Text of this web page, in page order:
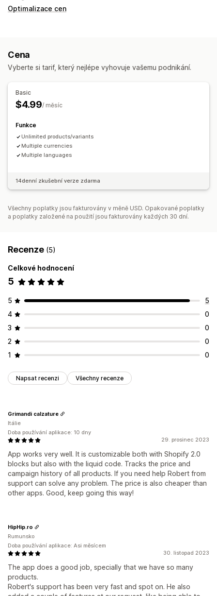
Optimalizace cen
Cena
Vyberte si tarif, který nejlépe vyhovuje vašemu podnikání.
Basic
$4.99/ měsíc
Funkce
Unlimited products/variants
Multiple currencies
Multiple languages
14denní zkušební verze zdarma
Všechny poplatky jsou fakturovány v měně USD. Opakované poplatky
a poplatky založené na použití jsou fakturovány každých 30 dní.
Recenze (5)
Celkové hodnocení
5
5
5
4
0
3
0
2
0
1
0
Napsat recenzi Všechny recenze
29. prosinec 2023
App works very well. It is customizable both with Shopify 2.0
blocks but also with the liquid code. Tracks the price and
campaign history of all products. If you need help Robert from
support can solve any problem. The price is also cheaper than
other apps. Good, keep going this way!
Grimandi calzature
Itálie
Doba používání aplikace: 10 dny
30. listopad 2023
The app does a good job, specially that we have so many
products.
Robert's support has been very fast and spot on. He also
HipHip.ro
Rumunsko
Doba používání aplikace: Asi měsícem